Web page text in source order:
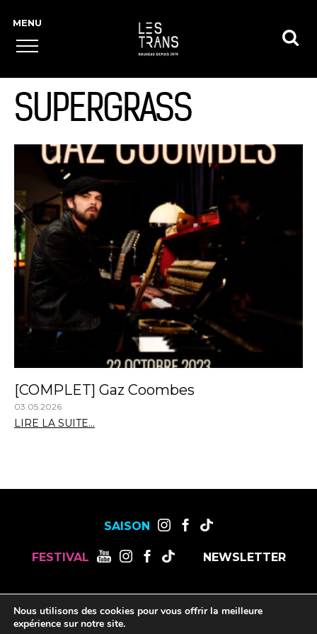
SUPERGRASS
[COMPLET] Gaz Coombes
03.05.2026
LIRE LA SUITE...
SAISON
FESTIVAL NEWSLETTER
Nous utilisons des cookies pour vous offrir la meilleure
expérience sur notre site.